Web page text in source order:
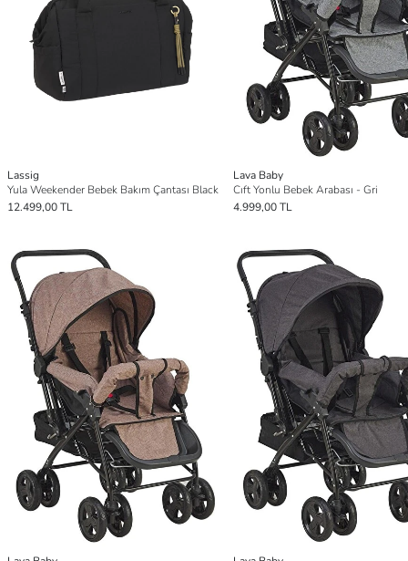
Lassig
Yula Weekender Bebek Bakım Çantası Black
12.499,00 TL
Lava Baby
Cıft Yonlu Bebek Arabası - Gri
4.999,00 TL